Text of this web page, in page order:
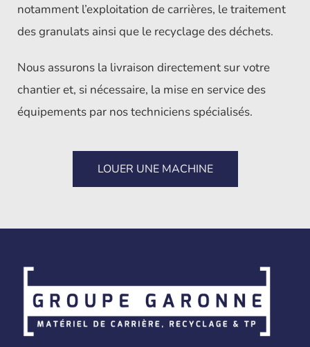
notamment l’exploitation de carrières, le traitement
des granulats ainsi que le recyclage des déchets.
Nous assurons la livraison directement sur votre
chantier et, si nécessaire, la mise en service des
équipements par nos techniciens spécialisés.
LOUER UNE MACHINE